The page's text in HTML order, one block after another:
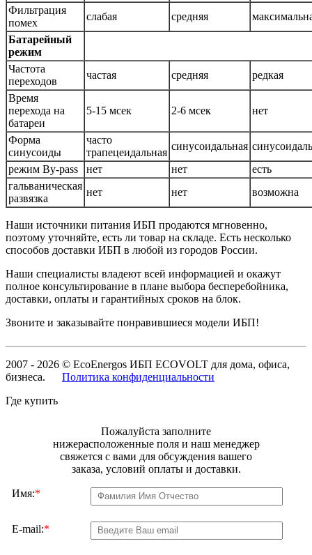
Фильтрация
помех
слабая средняя
Батарейный
режим
Частота
переходов
частая средняя
редкая
Время
перехода на
батареи
5-15 мсек 2-6 мсек нет
Форма
синусоиды
часто
трапецеидальная
синусоидальная
режим By-pass
нет нет
есть
гальваническая
развязка
нет нет возможна
Наши источники питания ИБП продаются мгновенно,
поэтому уточняйте, есть ли товар на складе. Есть несколько
способов доставки ИБП в любой из городов России.
Наши специалисты владеют всей информацией и окажут
полное консультирование в плане выбора бесперебойника,
доставки, оплаты и гарантийных сроков на блок.
Звоните и заказывайте понравившиеся модели ИБП!
2007 - 2026 © EcoEnergos ИБП ECOVOLT для дома, офиса,
бизнеса. Политика конфиденциальности
Где купить
Пожалуйста заполните
нижерасположенные поля и наш менеджер
свяжется с вами для обсуждения вашего
заказа, условий оплаты и доставки.
Имя:*
E-mail:*